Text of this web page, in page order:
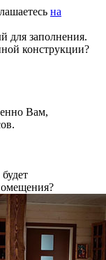
на
для заполнения.
конструкции?
Вам,